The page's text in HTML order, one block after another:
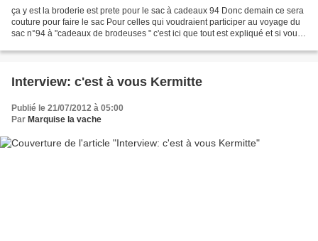
ça y est la broderie est prete pour le sac à cadeaux 94 Donc demain ce sera
couture pour faire le sac Pour celles qui voudraient participer au voyage du
sac n°94 à "cadeaux de brodeuses " c'est ici que tout est expliqué et si vous
Interview: c'est à vous Kermitte
Publié le 21/07/2012 à 05:00
Par Marquise la vache